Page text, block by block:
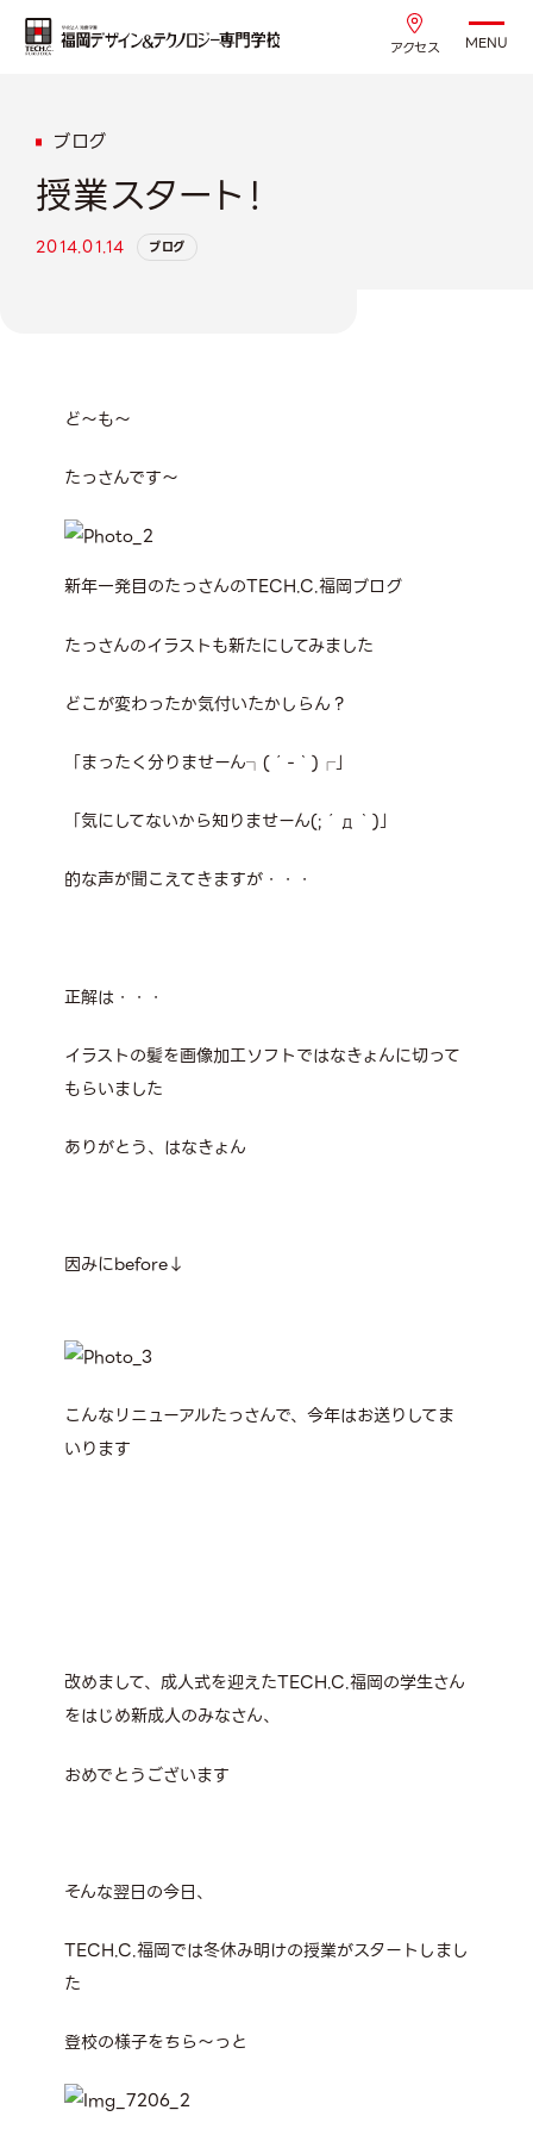
アクセス MENU
ブログ
授業スタート！
2014.01.14 ブログ
ど～も～
たっさんです～
新年一発目のたっさんのTECH.C.福岡ブログ
たっさんのイラストも新たにしてみました
どこが変わったか気付いたかしらん？
「まったく分りませーん┐(´-｀)┌」
「気にしてないから知りませーん(;´д｀)」
的な声が聞こえてきますが・・・
正解は・・・
イラストの髪を画像加工ソフトではなきょんに切って
もらいました
ありがとう、はなきょん
因みにbefore↓
こんなリニューアルたっさんで、今年はお送りしてま
いります
改めまして、成人式を迎えたTECH.C.福岡の学生さん
をはじめ新成人のみなさん、
おめでとうございます
そんな翌日の今日、
TECH.C.福岡では冬休み明けの授業がスタートしまし
た
登校の様子をちら～っと